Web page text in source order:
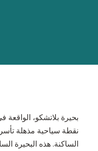
بحيرة بلاتشكو،
نقطة سياحية مذهلة تأسر
الساكنة. هذه البحيرة